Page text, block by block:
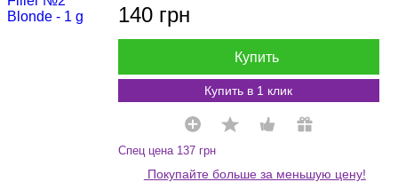
140 грн
Купить
Купить в 1 клик
Спец цена 137 грн
Покупайте больше за меньшую цену!